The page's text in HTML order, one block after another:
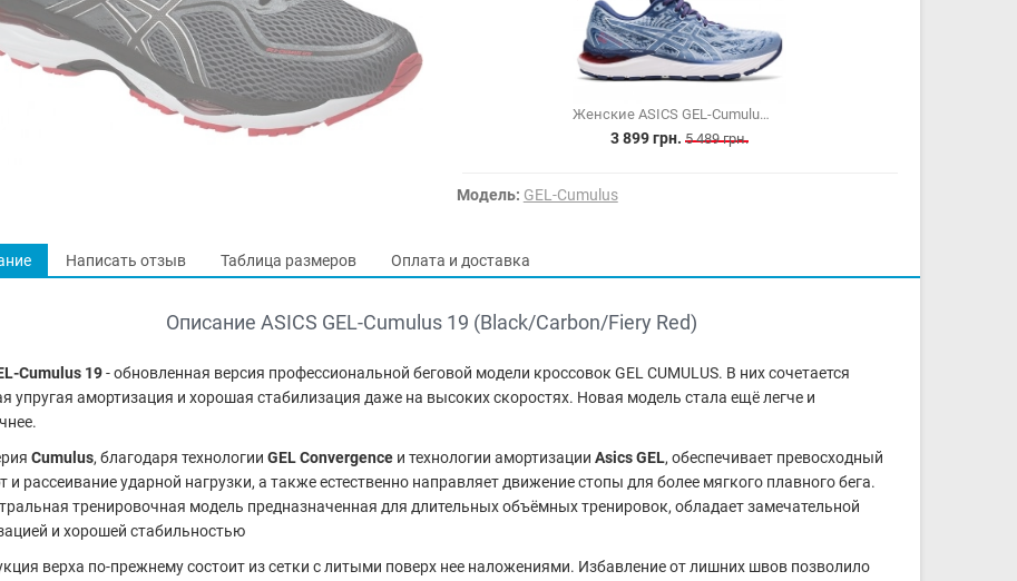
Женские ASICS GEL-Cumulus 23 (1012A888-417)
3 899 грн. 5 489 грн.
Модель: GEL-Cumulus
Написать отзыв Таблица размеров Оплата и доставка
Описание ASICS GEL-Cumulus 19 (Black/Carbon/Fiery Red)
Cumulus 19- обновленная версия профессиональной беговой модели кроссовок GEL CUMULUS. В них сочетается
упругая амортизация и хорошая стабилизация даже на высоких скоростях. Новая модель стала ещё легче и
Cumulus, благодаря технологии GEL Convergenceи технологии амортизации Asics GEL, обеспечивает превосходный
и рассеивание ударной нагрузки, а также естественно направляет движение стопы для более мягкого плавного бега.
тренировочная модель предназначенная для длительных объёмных тренировок, обладает замечательной
и хорошей стабильностью
верха по-прежнему состоит из сетки с литыми поверх нее наложениями. Избавление от лишних швов позволило